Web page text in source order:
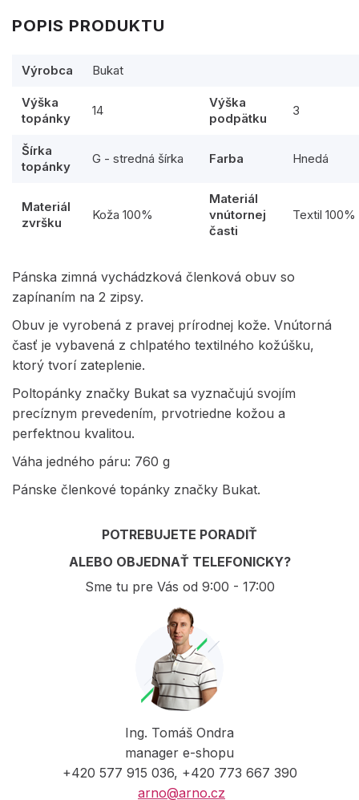
POPIS PRODUKTU
Výrobca Bukat
Výška
topánky
14
Výška
podpätku
3
Šírka
topánky
G - stredná šírka Farba Hnedá
Materiál
zvršku
Koža 100%
Materiál
vnútornej
časti
Textil 100%
Pánska zimná vychádzková členková obuv so
zapínaním na 2 zipsy.
Obuv je vyrobená z pravej prírodnej kože. Vnútorná
časť je vybavená z chlpatého textilného kožúšku,
ktorý tvorí zateplenie.
Poltopánky značky Bukat sa vyznačujú svojím
precíznym prevedením, prvotriedne kožou a
perfektnou kvalitou.
Váha jedného páru: 760 g
Pánske členkové topánky značky Bukat.
POTREBUJETE PORADIŤ
ALEBO OBJEDNAŤ TELEFONICKY?
Sme tu pre Vás od 9:00 - 17:00
Ing. Tomáš Ondra
manager e-shopu
+420 577 915 036, +420 773 667 390
arno@arno.cz